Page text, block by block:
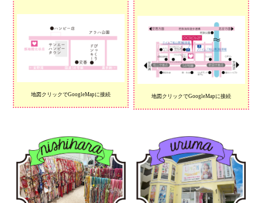
地図クリックでGoogleMapに接続 地図クリックでGoogleMapに接続